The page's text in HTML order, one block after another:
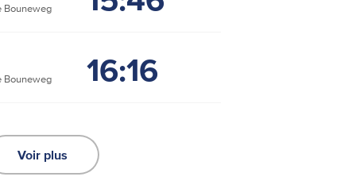
Bouneweg
Bouneweg
16:16
Voir plus